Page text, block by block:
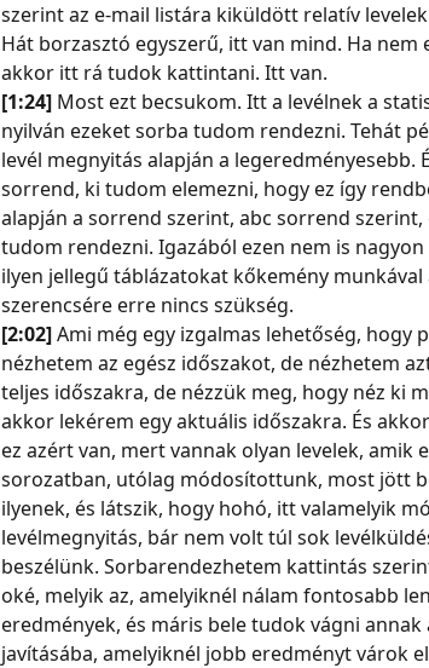
szerint az e-mail listára kiküldött relatív
Hát borzasztó egyszerű, itt van mind. Ha nem
akkor itt rá tudok kattintani. Itt van.
[1:24] Most ezt becsukom. Itt a levélnek a
nyilván ezeket sorba tudom rendezni. Tehát
levél megnyitás alapján a legeredményesebb.
sorrend, ki tudom elemezni, hogy ez így
alapján a sorrend szerint, abc sorrend
tudom rendezni. Igazából ezen nem is
ilyen jellegű táblázatokat kőkemény
szerencsére erre nincs szükség.
[2:02] Ami még egy izgalmas lehetőség, hogy
nézhetem az egész időszakot, de nézhetem
teljes időszakra, de nézzük meg, hogy néz ki
akkor lekérem egy aktuális időszakra. És
ez azért van, mert vannak olyan levelek, amik
sorozatban, utólag módosítottunk, most jött
ilyenek, és látszik, hogy hohó, itt valamelyik
levélmegnyitás, bár nem volt túl sok
beszélünk. Sorbarendezhetem kattintás
oké, melyik az, amelyiknél nálam fontosabb
eredmények, és máris bele tudok vágni annak
javításába, amelyiknél jobb eredményt várok